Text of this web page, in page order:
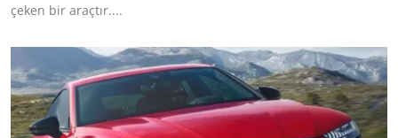
çeken bir araçtır....